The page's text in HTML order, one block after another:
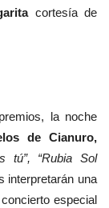
cortesía de
la noche
de Cianuro,
tú”, “Rubia Sol
interpretarán una
especial